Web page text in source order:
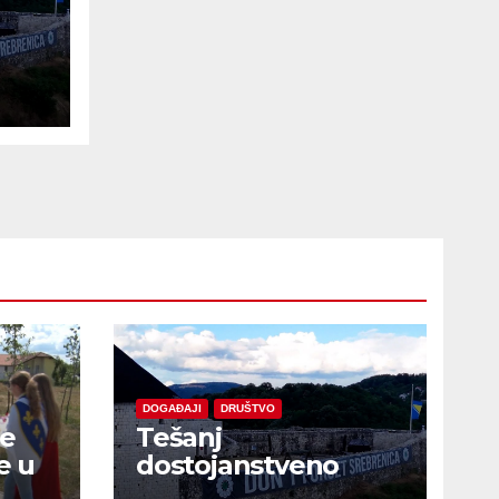
u
DOGAĐAJI DRUŠTVO
Tešanj
dostojanstveno